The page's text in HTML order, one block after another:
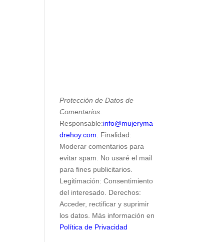
Protección de Datos de
Comentarios
Responsable:info@mujeryma
drehoy.com.
Finalidad:
Moderar comentarios para
evitar spam. No usaré el mail
para fines publicitarios.
Legitimación: Consentimiento
del interesado. Derechos:
Acceder, rectificar y suprimir
los datos. Más información en
Política de Privacidad